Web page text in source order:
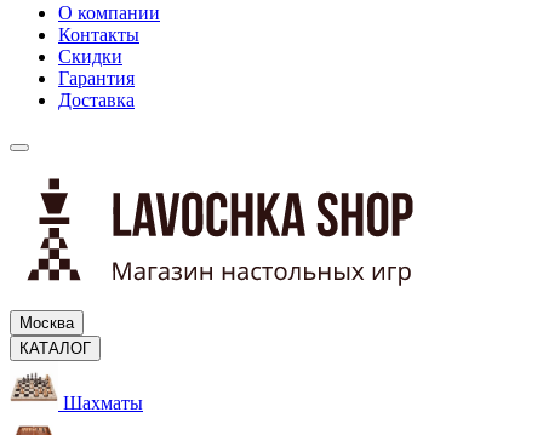
О компании
Контакты
Скидки
Гарантия
Доставка
Москва
КАТАЛОГ
Шахматы